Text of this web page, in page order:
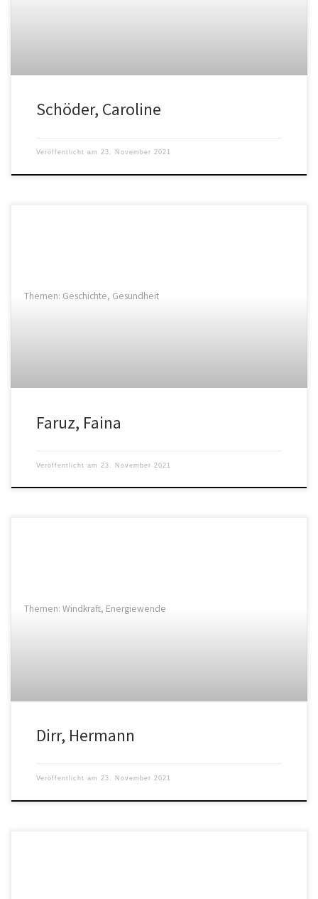
Schöder, Caroline
Veröffentlicht am 23. November 2021
Themen: Geschichte, Gesundheit
Faruz, Faina
Veröffentlicht am 23. November 2021
Themen: Windkraft, Energiewende
Dirr, Hermann
Veröffentlicht am 23. November 2021